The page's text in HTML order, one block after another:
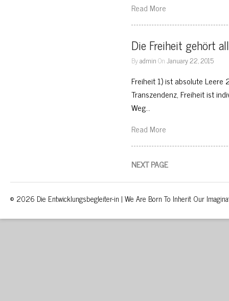
Read More
Die Freiheit gehört
ByadminOnJanuary 22, 2015
Freiheit 1) ist absolute Leere
Transzendenz, Freiheit ist
Weg…
Read More
NEXT PAGE
© 2026 Die Entwicklungsbegleiter-in | We Are Born To Inherit Our